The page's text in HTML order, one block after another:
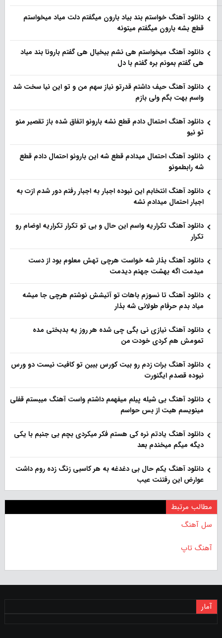
دانلود آهنگ خواستم بند بیاد بارون میگفتم دلت میاد میخواستم
قطع بشه بارون میگفتم میتونه
دانلود آهنگ میخواستم هی نشم بیخیال هی گفتم بارونا بند میاد
هی گفتم بمونم بره گفتم با دل
دانلود آهنگ حیف داشتم قدرتو نیاز سهم من و تو این نیا سخت شد
واسم بهت بگم ولی بازم
دانلود آهنگ احتمال دادم قطع نشه بارونو اتفاق شده باز تقصیر منو
تو نیو
دانلود آهنگ احتمال میدادم قطع شه این بارونو احتمال دادم قطع
شه رابطمونو
دانلود آهنگ انتخابم این نبوده اجبار به اجبار رفتم دور شدم ازت به
اجبار احتمال میدادم نشه
دانلود آهنگ تکراریه واسم این حال و بی تو تکرار تکراریه اوضام رو
تکرار
دانلود آهنگ بذار‌ شه خواست هرچی تهش معلوم بود از دست
میدمت اگه بهشت جهنم دیدمت
دانلود آهنگ تا نسوزم باهات تو آتیشش نوشتم هرچی جا میشه
میاد بدم حرفام طولانی شه بذار
دانلود آهنگ نیازی نی بگی چی شده هر روز یه بدبختی مده
تمومش هم کردی خودت من
دانلود آهنگ برات زدم رو بیت کورس ببین تو کافیت نیست دو ورس
نبوده قصدم ایگنورت
دانلود آهنگ بی شیله پیلم میفهمم داشتم واست آهنگ میبستم قفلی
مینویسم هیت از بس حواسم
دانلود آهنگ یادتم نره کی هستم فکر میکردی بچم بی جنبم با یکی
دیگه میگم میخندم بعد
دانلود آهنگ یکم حال بی دغدغه به هر کاسبی زنگ زده روم داشت
عوارض این رفتنت عیب
مطالب مرتبط
سل آهنگ
آهنگ تاپ
آمار